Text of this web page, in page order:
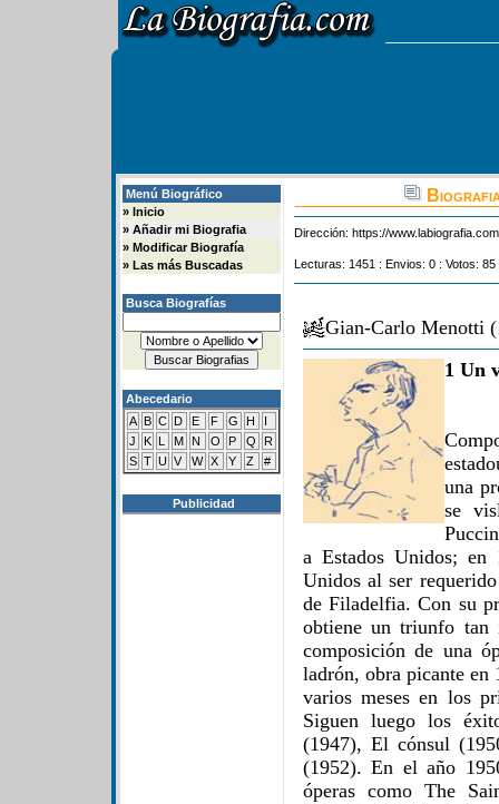
Menú Biográfico
» Inicio
» Añadir mi Biografia
» Modificar Biografía
» Las más Buscadas
Busca Biografías
Abecedario
A B C D E F G H
I
J
K L M N O P Q
R
S T U V W X Y Z #
Publicidad
Dirección: https://
Lecturas: 1451 : Envios: 0 : Votos:
Gian-Carlo Menotti
1 Un
una
se
a Estados Unidos; en
Unidos al ser
de Filadelfia. Con su
obtiene un triunfo tan
composición de una
ladrón, obra picante en
varios meses en los
Siguen luego los
(1947), El cónsul
(1952). En el año
óperas como The